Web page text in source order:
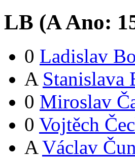
LB (AAno:
0 Ladislav
A Stanislava
0 Miroslav
0 Vojtěch
A Václav